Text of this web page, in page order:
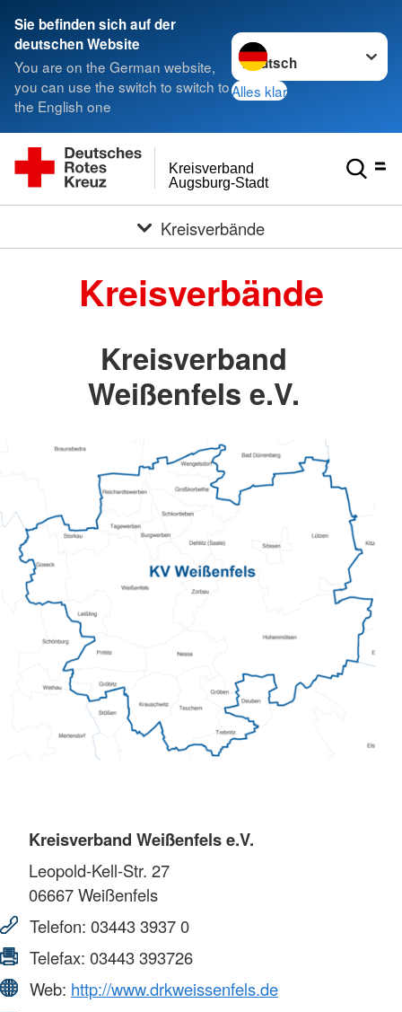
Sie befinden sich auf der
deutschen Website
You are on the German website,
you can use the switch to switch to
the English one
Sprache wechseln zu
Alles klar
Augsburg-Stadt
Kreisverband
Kreisverbände
Kreisverbände
Kreisverband
Weißenfels e.V.
Kreisverband Weißenfels e.V.
Leopold-Kell-Str. 27
06667Weißenfels
Telefon: 03443 3937 0
Telefax: 03443 393726
Web: http://www.drkweissenfels.de